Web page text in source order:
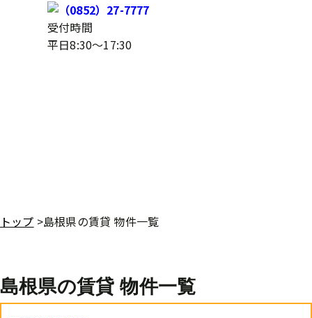
受付時間
平日8:30～17:30
トップ >島根県の賃貸 物件一覧
島根県の賃貸 物件一覧